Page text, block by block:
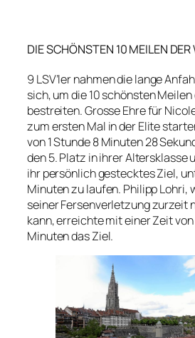
DIE SCHÖNSTEN 10 MEILEN DER
9 LSV’ler nahmen die lange
sich, um die 10 schönsten
bestreiten. Grosse Ehre für
zum ersten Mal in der Elite
von 1 Stunde 8 Minuten 28
den 5. Platz in ihrer Altersklasse
ihr persönlich gestecktes Ziel,
Minuten zu laufen. Philipp Lohri,
seiner Fersenverletzung zurzeit
kann, erreichte mit einer Zeit von
Minuten das Ziel.